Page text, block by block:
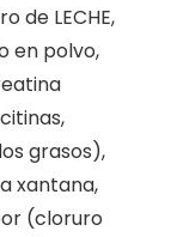
de LECHE,
en polvo,
grasos),
xantana,
(cloruro